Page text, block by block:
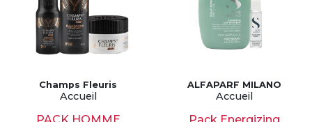
Champs Fleuris
Accueil
ALFAPARF MILANO
Accueil